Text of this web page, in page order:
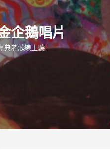
企鵝唱片
典老歌線上聽